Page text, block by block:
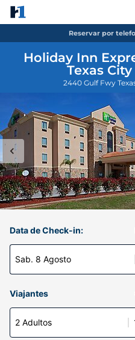
Reservar por
Holiday Inn
Texas
2440 Gulf Fwy
Data de Check-in:
Sab. 8 Agosto
Viajantes
2 Adultos